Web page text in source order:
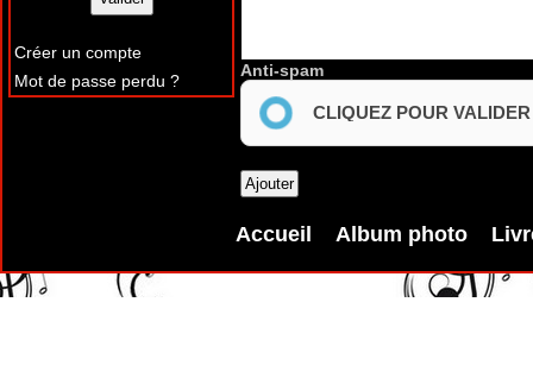
Créer un compte
Mot de passe perdu ?
Anti-spam
CLIQUEZ POUR VALIDER
Accueil Album photo